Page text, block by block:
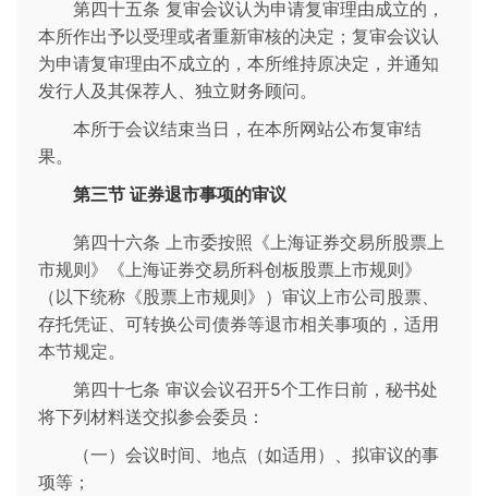
第四十五条 复审会议认为申请复审理由成立的，
本所作出予以受理或者重新审核的决定；复审会议认
为申请复审理由不成立的，本所维持原决定，并通知
发行人及其保荐人、独立财务顾问。
本所于会议结束当日，在本所网站公布复审结
果。
第三节 证券退市事项的审议
第四十六条 上市委按照《上海证券交易所股票上
市规则》《上海证券交易所科创板股票上市规则》
（以下统称《股票上市规则》）审议上市公司股票、
存托凭证、可转换公司债券等退市相关事项的，适用
本节规定。
第四十七条 审议会议召开5个工作日前，秘书处
将下列材料送交拟参会委员：
（一）会议时间、地点（如适用）、拟审议的事
项等；